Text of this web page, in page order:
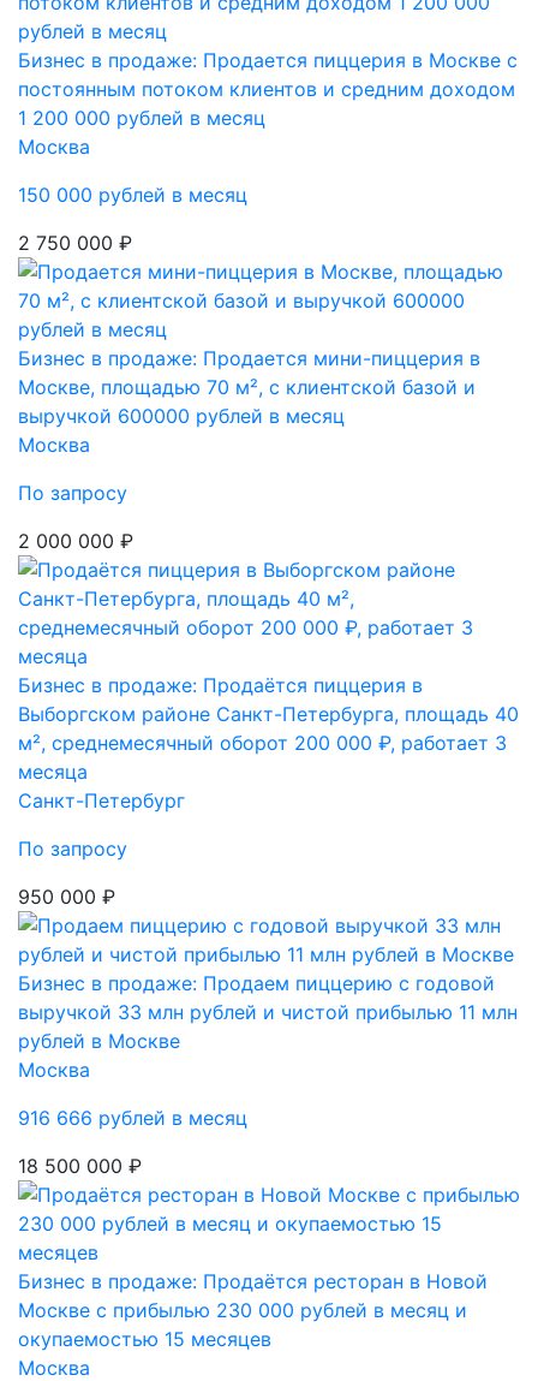
Бизнес в продаже: Продается пиццерия в Москве с
постоянным потоком клиентов и средним доходом
1 200 000 рублей в месяц
Москва
150 000 рублей в месяц
2 750 000 ₽
Бизнес в продаже: Продается мини-пиццерия в
Москве, площадью 70 м², с клиентской базой и
выручкой 600000 рублей в месяц
Москва
По запросу
2 000 000 ₽
Бизнес в продаже: Продаётся пиццерия в
Выборгском районе Санкт-Петербурга, площадь 40
м², среднемесячный оборот 200 000 ₽, работает 3
месяца
Санкт-Петербург
По запросу
950 000 ₽
Бизнес в продаже: Продаем пиццерию с годовой
выручкой 33 млн рублей и чистой прибылью 11 млн
рублей в Москве
Москва
916 666 рублей в месяц
18 500 000 ₽
Бизнес в продаже: Продаётся ресторан в Новой
Москве с прибылью 230 000 рублей в месяц и
окупаемостью 15 месяцев
Москва